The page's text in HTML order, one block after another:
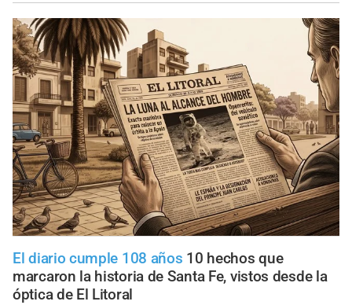
El diario cumple 108 años 10 hechos que
marcaron la historia de Santa Fe, vistos desde la
óptica de El Litoral